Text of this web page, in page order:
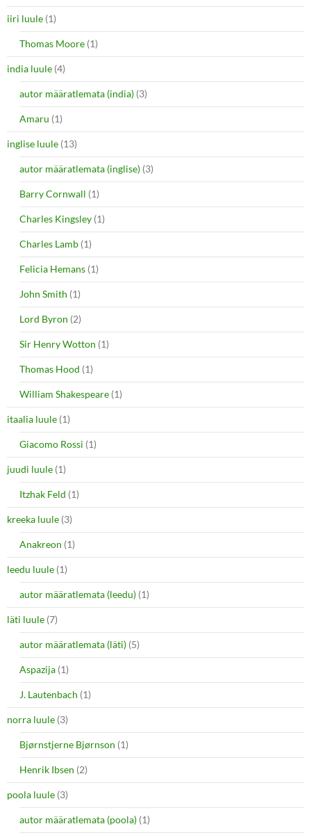
iiri luule (1)
Thomas Moore (1)
india luule (4)
autor määratlemata (india) (3)
Amaru (1)
inglise luule (13)
autor määratlemata (inglise) (3)
Barry Cornwall (1)
Charles Kingsley (1)
Charles Lamb (1)
Felicia Hemans (1)
John Smith (1)
Lord Byron (2)
Sir Henry Wotton (1)
Thomas Hood (1)
William Shakespeare (1)
itaalia luule (1)
Giacomo Rossi (1)
juudi luule (1)
Itzhak Feld (1)
kreeka luule (3)
Anakreon (1)
leedu luule (1)
autor määratlemata (leedu) (1)
läti luule (7)
autor määratlemata (läti) (5)
Aspazija (1)
J. Lautenbach (1)
norra luule (3)
Bjørnstjerne Bjørnson (1)
Henrik Ibsen (2)
poola luule (3)
autor määratlemata (poola) (1)